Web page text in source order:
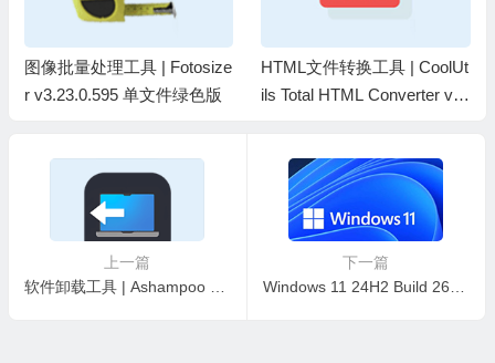
| Fotosize
件绿色版
HTML文件转换工具 | CoolUt
ils Total HTML Converter v5.
XML转换工具 |
al XML Converter
上一篇
下一篇